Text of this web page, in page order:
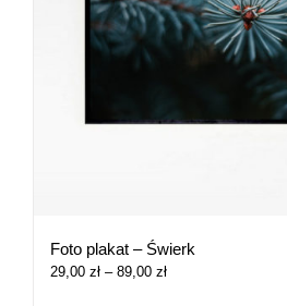
Foto plakat – Świerk
29,00 zł – 89,00 złZakres